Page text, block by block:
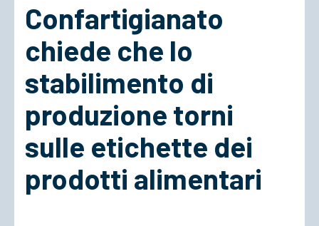
Cosa Facciamo
ACCEDI
Confartigianato
chiede che lo
stabilimento di
produzione torni
sulle etichette dei
prodotti alimentari